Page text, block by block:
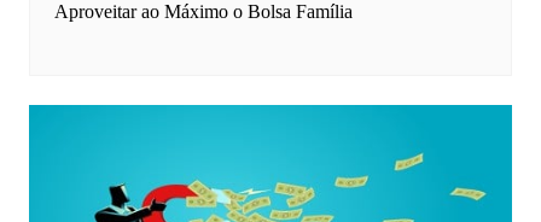
Aproveitar ao Máximo o Bolsa Família